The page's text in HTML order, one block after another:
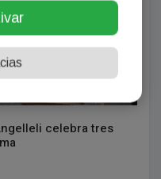
celebra tres